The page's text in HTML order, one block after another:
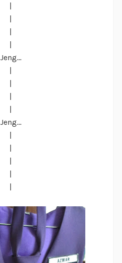
|
|
|
|
Jeng...
|
|
|
|
Jeng...
|
|
|
|
|